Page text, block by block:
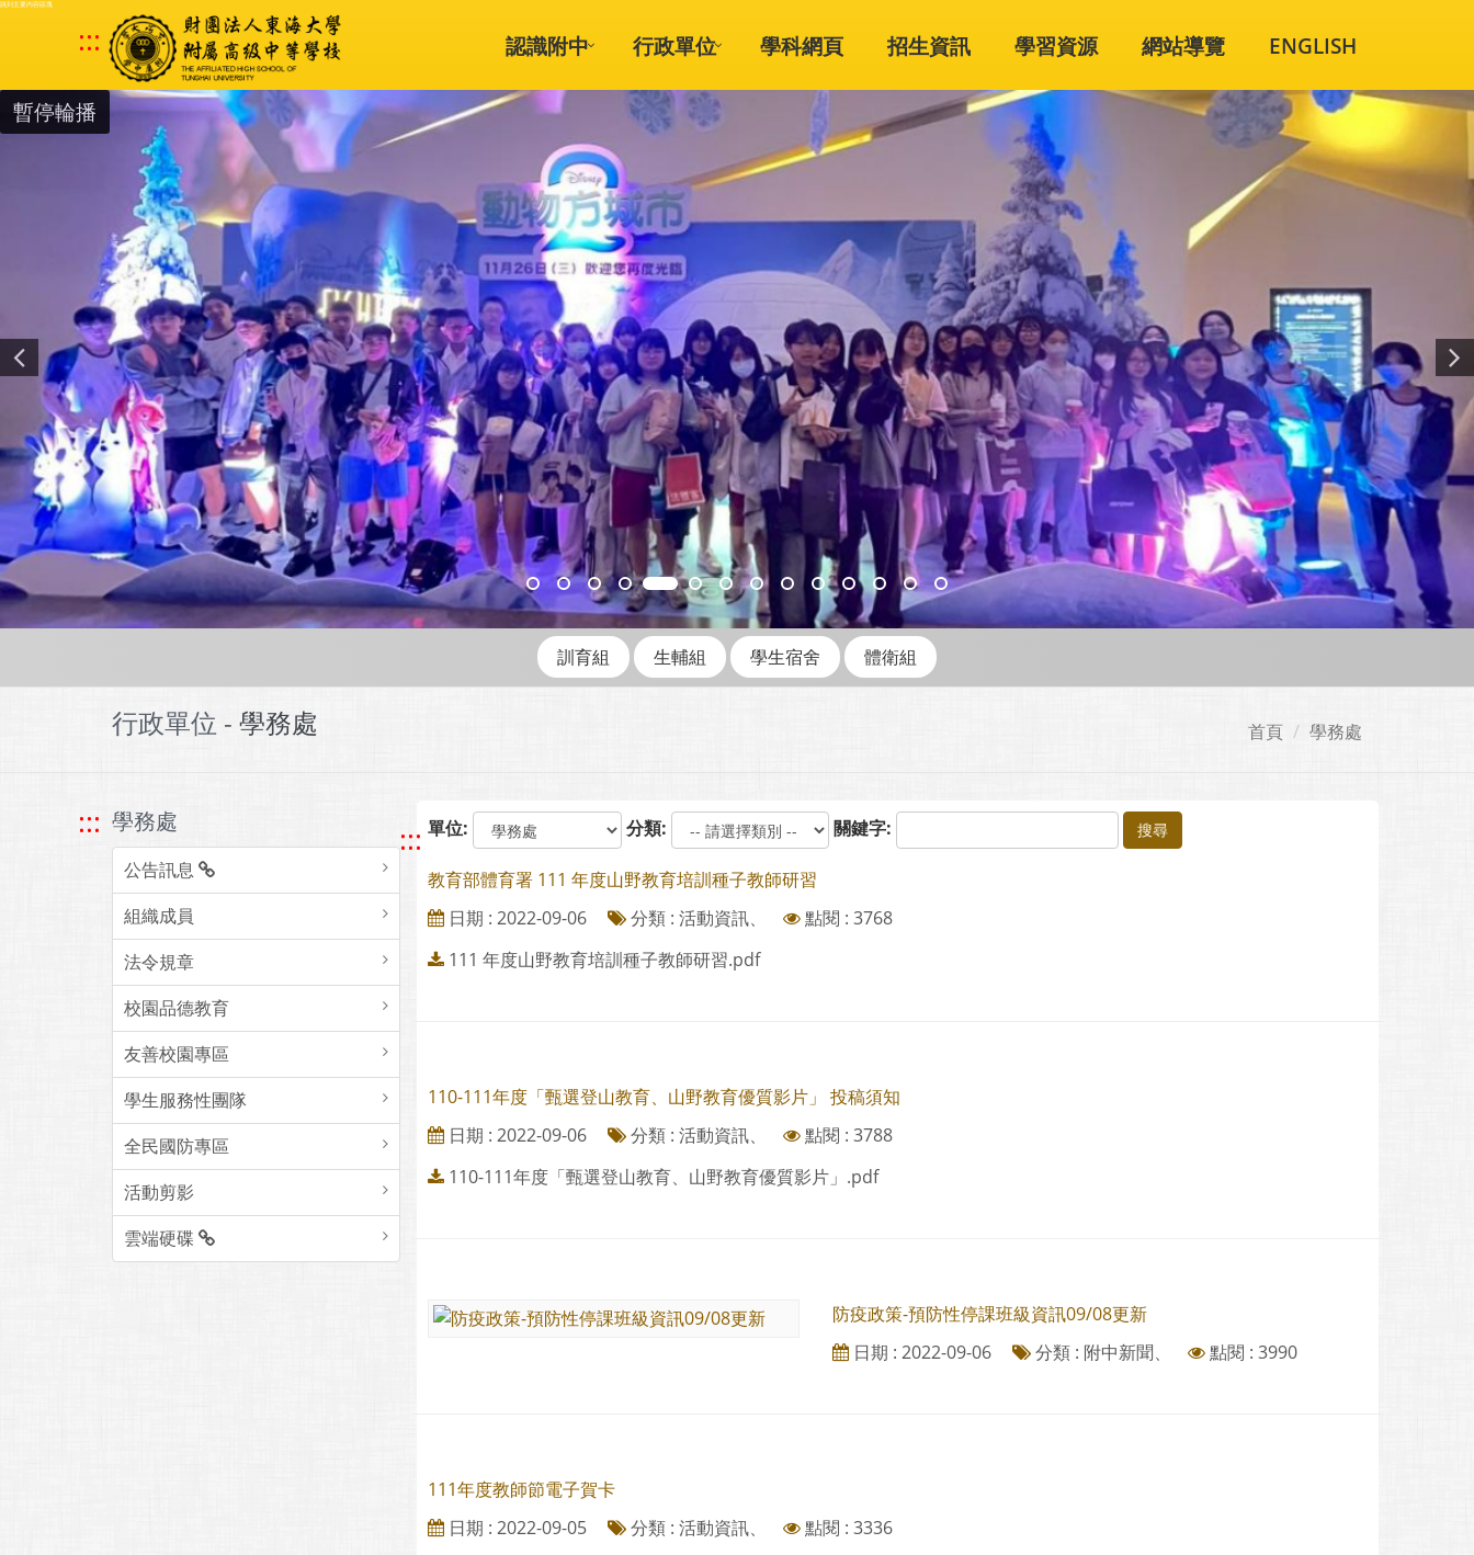
跳到主要內容區塊
::: 認識附中 行政單位 學科網頁 招生資訊 學習資源 網站導覽 ENGLISH
暫停輪播
訓育組 生輔組 學生宿舍 體衛組
行政單位 - 學務處 首頁 學務處
::: 學務處
公告訊息
組織成員
法令規章
校園品德教育
友善校園專區
學生服務性團隊
全民國防專區
活動剪影
雲端硬碟
::: 單位: 分類: 關鍵字: 搜尋
教育部體育署 111 年度山野教育培訓種子教師研習
日期 : 2022-09-06
分類 : 活動資訊、
點閱 : 3768
111 年度山野教育培訓種子教師研習.pdf
110-111年度「甄選登山教育、山野教育優質影片」 投稿須知
日期 : 2022-09-06
分類 : 活動資訊、
點閱 : 3788
110-111年度「甄選登山教育、山野教育優質影片」.pdf
防疫政策-預防性停課班級資訊09/08更新
日期 : 2022-09-06
分類 : 附中新聞、 點閱 : 3990
111年度教師節電子賀卡
日期 : 2022-09-05
分類 : 活動資訊、
點閱 : 3336